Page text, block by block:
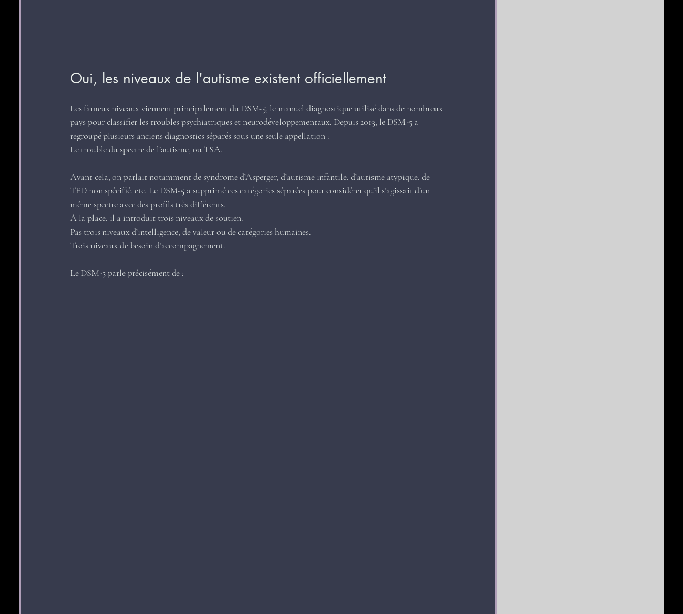
Oui, les niveaux de l'autisme existent officiellement
Les fameux niveaux viennent principalement du DSM-5, le manuel diagnostique utilisé dans de nombreux
pays pour classifier les troubles psychiatriques et neurodéveloppementaux. Depuis 2013, le DSM-5 a
regroupé plusieurs anciens diagnostics séparés sous une seule appellation :
Le trouble du spectre de l’autisme, ou TSA.
Avant cela, on parlait notamment de syndrome d’Asperger, d’autisme infantile, d’autisme atypique, de
TED non spécifié, etc. Le DSM-5 a supprimé ces catégories séparées pour considérer qu’il s’agissait d’un
même spectre avec des profils très différents.
À la place, il a introduit trois niveaux de soutien.
Pas trois niveaux d’intelligence, de valeur ou de catégories humaines.
Trois niveaux de besoin d’accompagnement.
Le DSM-5 parle précisément de :